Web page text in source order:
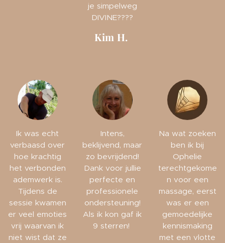
je simpelweg
DIVINE????
Kim H.
Ik was echt
verbaasd over
hoe krachtig
het verbonden
ademwerk is.
Tijdens de
sessie kwamen
er veel emoties
vrij waarvan ik
niet wist dat ze
Intens,
beklijvend, maar
zo bevrijdend!
Dank voor jullie
perfecte en
professionele
ondersteuning!
Als ik kon gaf ik
9 sterren!
Na wat zoeken
ben ik bij
Ophelie
terechtgekome
n voor een
massage, eerst
was er een
gemoedelijke
kennismaking
met een vlotte